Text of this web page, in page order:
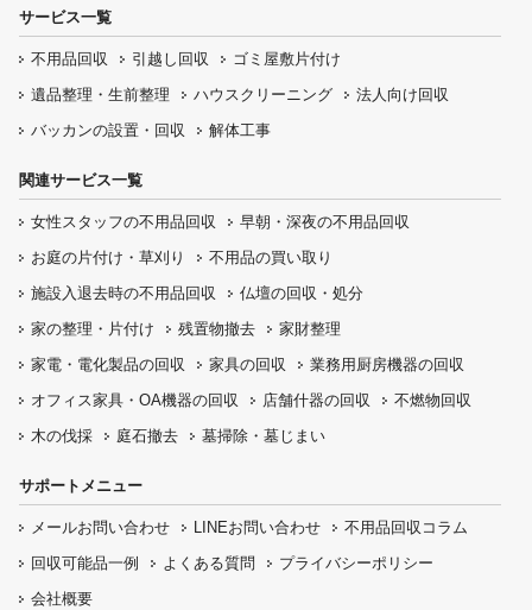
サービス一覧
不用品回収 引越し回収
ゴミ屋敷片付け
遺品整理・生前整理
ハウスクリーニング
法人向け回収
バッカンの設置・回収
解体工事
関連サービス一覧
女性スタッフの不用品回収 早朝・深夜の不用品回収
お庭の片付け・ 草刈り 不用品の買い取り
施設入退去時の不用品回収 仏壇の回収・処分
家の整理・片付け
残置物撤去
家財整理
家電・電化製品の回収
家具の回収 業務用厨房機器の回収
オフィス家具 ・OA機器の回収 店舗什器の回収
不燃物回収
木の伐採
庭石撤去 墓掃除・墓じまい
サポートメニュー
メールお問い合わせ LINEお問い合わせ
不用品回収コラム
回収可能品一例
よくある質問
プライバシーポリシー
会社概要